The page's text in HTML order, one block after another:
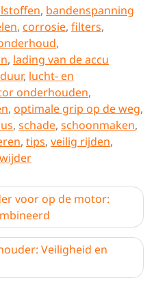
, bandenspanning
, corrosie, filters,
,
, lading van de accu
, lucht- en
onderhouden,
, optimale grip op de weg,
, schade, schoonmaken,
, tips, veilig rijden,
voor op de motor:
Veiligheid en